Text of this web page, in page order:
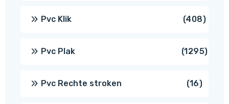
Pvc Klik 408408
Pvc Plak 12951295
Pvc Rechte stroken 1616